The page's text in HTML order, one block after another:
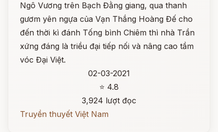
Ngô Vương trên Bạch Đằng giang, qua thanh
gươm yên ngựa của Vạn Thắng Hoàng Đế cho
đến thời kì đánh Tống bình Chiêm thì nhà Trần
xứng đáng là triều đại tiếp nối và nâng cao tầm
vóc Đại Việt.
02-03-2021
⭐ 4.8
3,924 lượt đọc
Truyền thuyết Việt Nam